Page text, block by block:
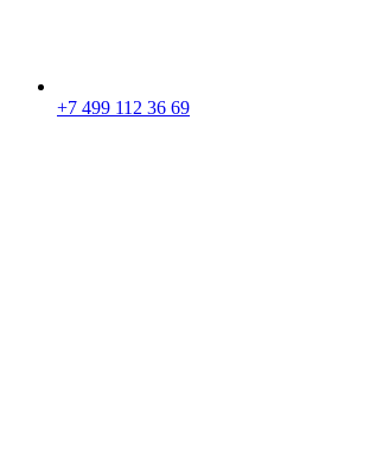
+7 499 112 36 69